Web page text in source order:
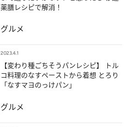
薬膳レシピで解消！
グルメ
2023.4.1
【変わり種ごちそうパンレシピ】 トル
コ料理のなすペーストから着想 とろり
「なすマヨのっけパン」
グルメ